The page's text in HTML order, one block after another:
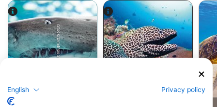
iStock/Dimitrios Stefanidis Alamy-WaterFrame
English Privacy policy